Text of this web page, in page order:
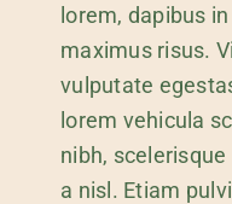
lorem, dapibus
maximus risus.
vulputate
lorem vehicula
nibh,
a nisl. Etiam